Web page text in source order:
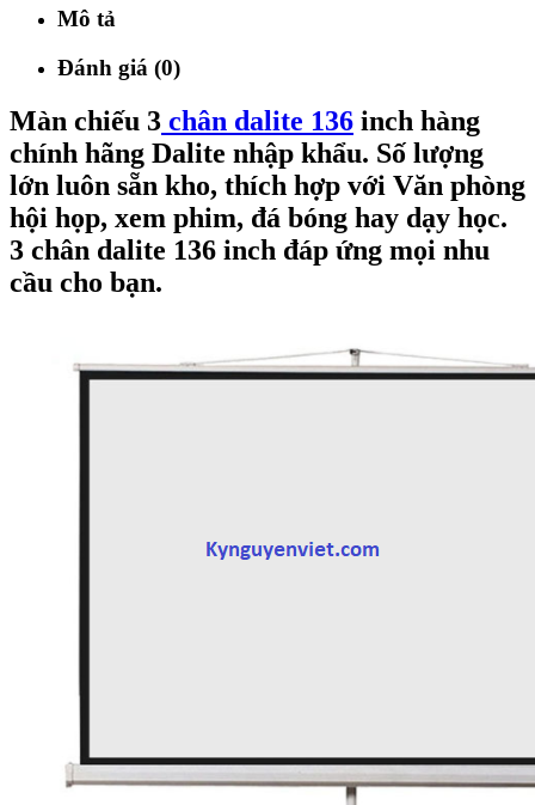
Mô tả
Đánh giá (0)
Màn chiếu 3 chân dalite 136 inch hàng
chính hãng Dalite nhập khẩu. Số lượng
lớn luôn sẵn kho, thích hợp với Văn phòng
hội họp, xem phim, đá bóng hay dạy học.
3 chân dalite 136 inch đáp ứng mọi nhu
cầu cho bạn.